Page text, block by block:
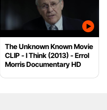
The Unknown Known Movie
CLIP - I Think (2013) - Errol
Morris Documentary HD